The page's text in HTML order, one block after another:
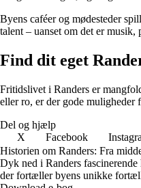
Byens caféer og mødesteder
talent – uanset om det er musik,
Find dit eget
Fritidslivet i Randers er
eller ro, er der gode muligheder
Del og hjælp
X
Facebook
Historien om Randers: Fra
Dyk ned i Randers
der fortæller byens unikke